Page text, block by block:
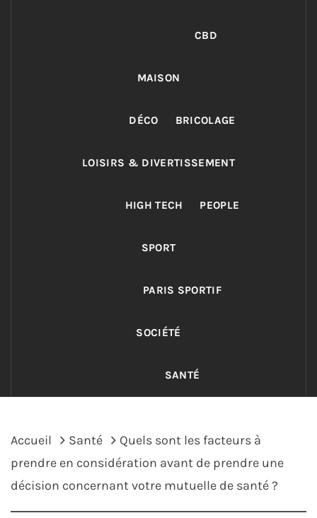
CBD
MAISON
DÉCO BRICOLAGE
LOISIRS & DIVERTISSEMENT
HIGH TECH PEOPLE
SPORT
PARIS SPORTIF
SOCIÉTÉ
SANTÉ
Accueil Santé
Quels sont les facteurs à
prendre en considération avant de prendre une
décision concernant votre mutuelle de santé ?